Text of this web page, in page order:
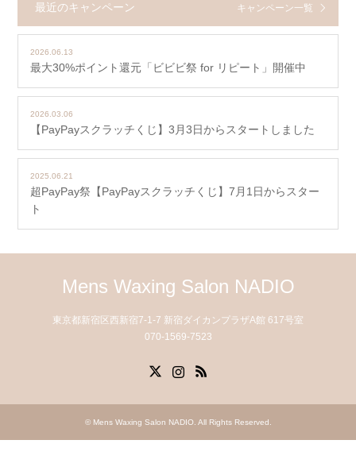
最近のキャンペーン キャンペーン一覧
2026.06.13
最大30%ポイント還元「ビビビ祭 for リピート」開催中
2026.03.06
【PayPayスクラッチくじ】3月3日からスタートしました
2025.06.21
超PayPay祭【PayPayスクラッチくじ】7月1日からスター
ト
Mens Waxing Salon NADIO
東京都新宿区西新宿7-1-7 新宿ダイカンプラザA館 617号室
070-1569-7523
© Mens Waxing Salon NADIO. All Rights Reserved.